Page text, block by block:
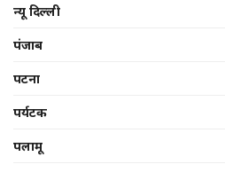
न्यू दिल्ली
पंजाब
पटना
पर्यटक
पलामू